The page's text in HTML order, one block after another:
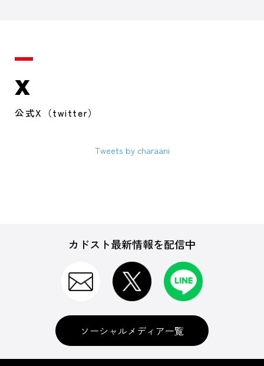
X
公式X（twitter）
Tweets by charaani
カドスト最新情報を配信中
ソーシャルメディア一覧